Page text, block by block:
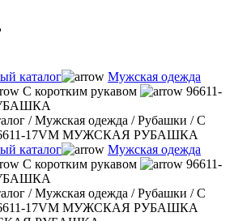
каталог
Мужская одежда
С коротким рукавом
96611-
/Мужская одежда /Рубашки /С
17VM МУЖСКАЯ РУБАШКА
каталог
Мужская одежда
С коротким рукавом
96611-
/Мужская одежда /Рубашки /С
17VM МУЖСКАЯ РУБАШКА